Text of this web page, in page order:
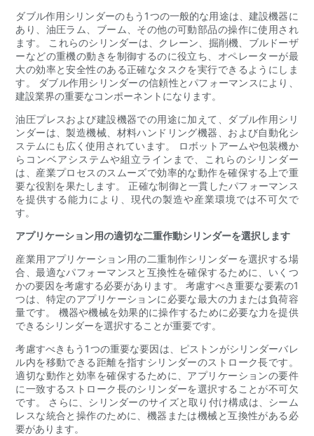
ダブル作用シリンダーのもう1つの一般的な用途は、建設機器に
あり、油圧ラム、ブーム、その他の可動部品の操作に使用され
ます。 これらのシリンダーは、クレーン、掘削機、ブルドーザ
ーなどの重機の動きを制御するのに役立ち、オペレーターが最
大の効率と安全性のある正確なタスクを実行できるようにしま
す。 ダブル作用シリンダーの信頼性とパフォーマンスにより、
建設業界の重要なコンポーネントになります。
油圧プレスおよび建設機器での用途に加えて、ダブル作用シリ
ンダーは、製造機械、材料ハンドリング機器、および自動化シ
ステムにも広く使用されています。 ロボットアームや包装機か
らコンベアシステムや組立ラインまで、これらのシリンダー
は、産業プロセスのスムーズで効率的な動作を確保する上で重
要な役割を果たします。 正確な制御と一貫したパフォーマンス
を提供する能力により、現代の製造や産業環境では不可欠で
す。
アプリケーション用の適切な二重作動シリンダーを選択します
産業用アプリケーション用の二重制作シリンダーを選択する場
合、最適なパフォーマンスと互換性を確保するために、いくつ
かの要因を考慮する必要があります。 考慮すべき重要な要素の1
つは、特定のアプリケーションに必要な最大の力または負荷容
量です。 機器や機械を効果的に操作するために必要な力を提供
できるシリンダーを選択することが重要です。
考慮すべきもう1つの重要な要因は、ピストンがシリンダーバレ
ル内を移動できる距離を指すシリンダーのストローク長です。
適切な動作と効率を確保するために、アプリケーションの要件
に一致するストローク長のシリンダーを選択することが不可欠
です。 さらに、シリンダーのサイズと取り付け構成は、シーム
レスな統合と操作のために、機器または機械と互換性がある必
要があります。